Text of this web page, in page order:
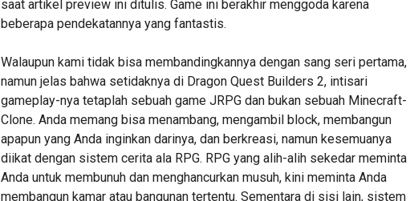
saat artikel preview ini ditulis. Game ini berakhir menggoda karena
beberapa pendekatannya yang fantastis.
Walaupun kami tidak bisa membandingkannya dengan sang seri pertama,
namun jelas bahwa setidaknya di Dragon Quest Builders 2, intisari
gameplay-nya tetaplah sebuah game JRPG dan bukan sebuah Minecraft-
Clone. Anda memang bisa menambang, mengambil block, membangun
apapun yang Anda inginkan darinya, dan berkreasi, namun kesemuanya
diikat dengan sistem cerita ala RPG. RPG yang alih-alih sekedar meminta
Anda untuk membunuh dan menghancurkan musuh, kini meminta Anda
membangun kamar atau bangunan tertentu. Sementara di sisi lain, sistem